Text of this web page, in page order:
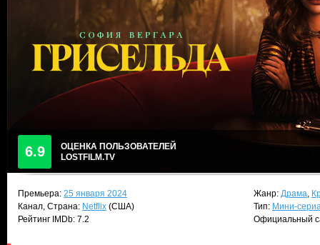
6.9
ОЦЕНКА ПОЛЬЗОВАТЕЛЕЙ
LOSTFILM.TV
Премьера: 25 января 2024
Канал, Страна: Netflix (США)
Рейтинг IMDb: 7.2
Жанр: Драма,
Тип: Мини-
Официальный